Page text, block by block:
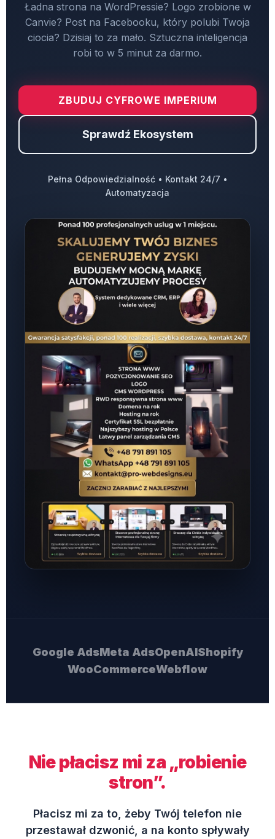
Ładna strona na WordPressie? Logo zrobione w
Canvie? Post na Facebooku, który polubi Twoja
ciocia? Dzisiaj to za mało. Sztuczna inteligencja
robi to w 5 minut za darmo.
ZBUDUJ CYFROWE IMPERIUM
Sprawdź Ekosystem
Pełna Odpowiedzialność • Kontakt 24/7 •
Automatyzacja
Google AdsMeta AdsOpenAIShopify
WooCommerceWebflow
Nie płacisz mi za „robienie
stron”.
Płacisz mi za to, żeby Twój telefon nie
przestawał dzwonić, a na konto spływały